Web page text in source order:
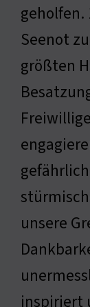
geholfen.
Seenot
größten
unsere
inspiriert